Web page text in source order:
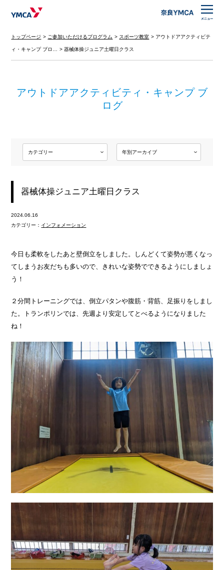
トップページ ご参加いただけるプログラム スポーツ教室 アウトドアアクティビテ
ィ・キャンプ ブロ… 器械体操ジュニア土曜日クラス
アウトドアアクティビティ・キャンプ ブ
ログ
器械体操ジュニア土曜日クラス
2024.06.16
カテゴリー： インフォメーション
今日も柔軟をしたあと壁倒立をしました。しんどくて姿勢が悪くなっ
てしまうお友だちも多いので、きれいな姿勢でできるようにしましょ
う！
２分間トレーニングでは、倒立パタンや腹筋・背筋、足振りをしまし
た。トランポリンでは、先週より安定してとべるようになりました
ね！